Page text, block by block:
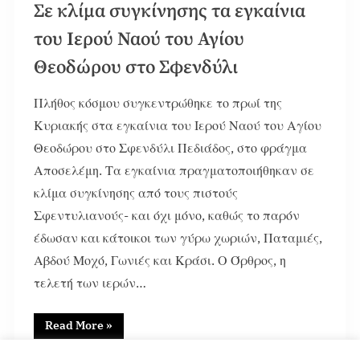
Σε κλίμα συγκίνησης τα εγκαίνια
του Ιερού Ναού του Αγίου
Θεοδώρου στο Σφενδύλι
Πλήθος κόσμου συγκεντρώθηκε το πρωί της
Κυριακής στα εγκαίνια του Ιερού Ναού του Αγίου
Θεοδώρου στο Σφενδύλι Πεδιάδος, στο φράγμα
Αποσελέμη. Τα εγκαίνια πραγματοποιήθηκαν σε
κλίμα συγκίνησης από τους πιστούς
Σφεντυλιανούς- και όχι μόνο, καθώς το παρόν
έδωσαν και κάτοικοι των γύρω χωριών, Παταμιές,
Αβδού Μοχό, Γωνιές και Κράσι. Ο Όρθρος, η
τελετή των ιερών…
Read More »
51